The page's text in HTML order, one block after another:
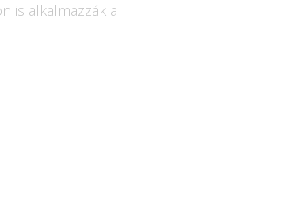
is alkalmazzák a